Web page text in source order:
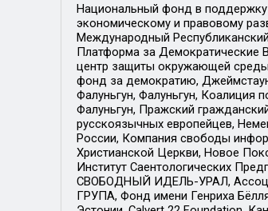
Национальный фонд в
экономическому и правовому
Международный
Платформа за Демократические
центр защиты окружающей среды
фонд за демократию,
Фалуньгун, Фалуньгун, Коалиция
Фалуньгун, Пражский
русскоязычных европейцев,
России, Компания свободы
Христианской Церкви, Новое
Институт Саентологических
СВОБОДНЫЙ ИДЕЛЬ-УРАЛ,
ГРУПА, Фонд имени Генриха